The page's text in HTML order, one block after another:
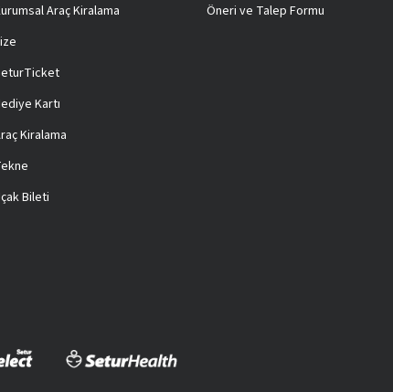
Araç Kiralama
Kartı
Kiralama
Bileti
Öneri ve Talep Formu